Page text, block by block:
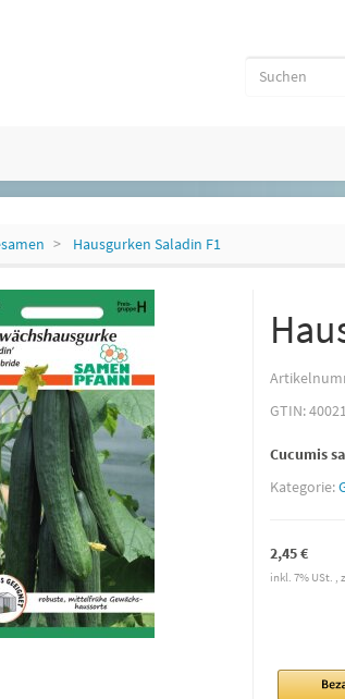
Hausgurken Saladin F1
GTIN:
Cucumis
Kategorie:
2,45 €
inkl. 7% USt. ,